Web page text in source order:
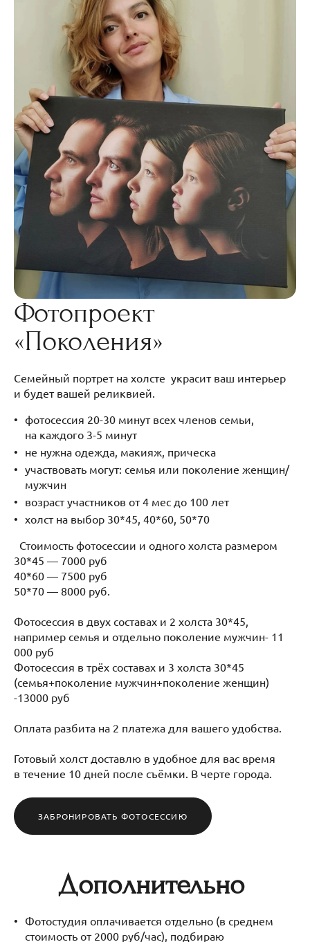
Фотопроект
«Поколения»
Семейный портрет на холсте украсит ваш интерьер
и будет вашей реликвией.
фотосессия 20-30 минут всех членов семьи,
на каждого 3-5 минут
не нужна одежда, макияж, прическа
участвовать могут: семья или поколение женщин/
мужчин
возраст участников от 4 мес до 100 лет
холст на выбор 30*45, 40*60, 50*70
Стоимость фотосессии и одного холста размером
30*45 — 7000 руб
40*60 — 7500 руб
50*70 — 8000 руб.
Фотосессия в двух составах и 2 холста 30*45,
например семья и отдельно поколение мужчин- 11
000 руб
Фотосессия в трёх составах и 3 холста 30*45
(семья+поколение мужчин+поколение женщин)
-13000 руб
Оплата разбита на 2 платежа для вашего удобства.
Готовый холст доставлю в удобное для вас время
в течение 10 дней после съёмки. В черте города.
ЗАБРОНИРОВАТЬ ФОТОСЕССИЮ
Дополнительно
Фотостудия оплачивается отдельно (в среднем
стоимость от 2000 руб/час), подбираю